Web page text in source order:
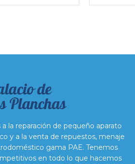
la reparación de pequeño aparato
y a la venta de repuestos, menaje
gama PAE. Tenemos
en todo lo que hacemos